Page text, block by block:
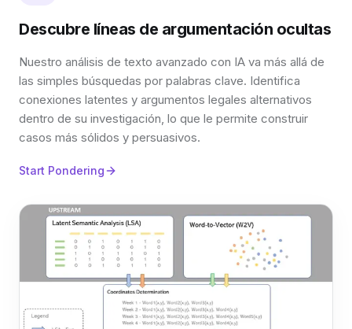
Descubre líneas de argumentación ocultas
Nuestro análisis de texto avanzado con IA va más allá de
las simples búsquedas por palabras clave. Identifica
conexiones latentes y argumentos legales alternativos
dentro de su investigación, lo que le permite construir
casos más sólidos y persuasivos.
Start Pondering